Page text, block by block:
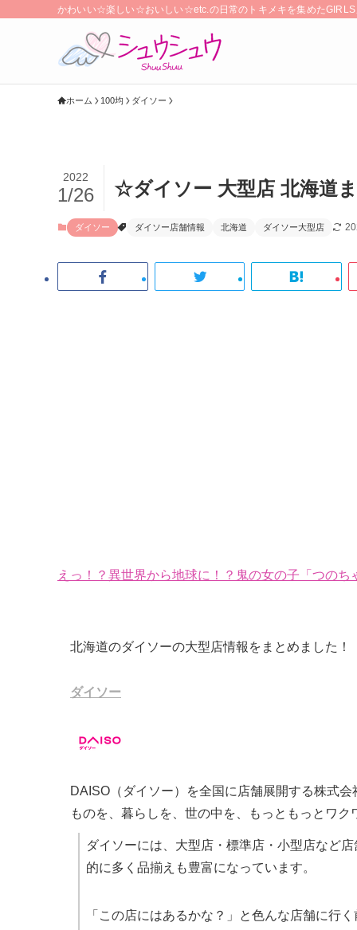
かわいい☆楽しい☆おいしい☆etc.の日常のトキメキを集めたGIRLS
ホーム 100均 ダイソー
☆ダイソー 大型店 北海道
2022
1/26
ダイソー ダイソー店舗情報 北海道 ダイソー大型店
えっ！？異世界から地球に！？鬼の女の子「つのち
北海道のダイソーの大型店情報をまとめました！
ダイソー
DAISO（ダイソー）を全国に店舗展開する株式
ものを、暮らしを、世の中を、もっともっとワク
ダイソーには、大型店・標準店・小型店など
的に多く品揃えも豊富になっています。
「この店にはあるかな？」と色んな店舗に行